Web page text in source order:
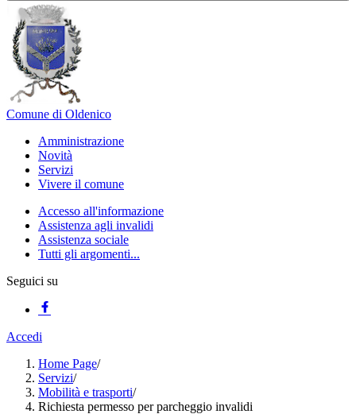
Comune di Oldenico
Amministrazione
Novità
Servizi
Vivere il comune
Accesso all'informazione
Assistenza agli invalidi
Assistenza sociale
Tutti gli argomenti...
Seguici su
Accedi
Home Page/
Servizi/
Mobilità e trasporti/
Richiesta permesso per parcheggio invalidi